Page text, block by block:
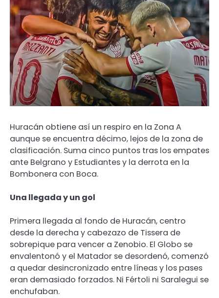
Huracán obtiene así un respiro en la Zona A
aunque se encuentra décimo, lejos de la zona de
clasificación. Suma cinco puntos tras los empates
ante Belgrano y Estudiantes y la derrota en la
Bombonera con Boca.
Una llegada y un gol
Primera llegada al fondo de Huracán, centro
desde la derecha y cabezazo de Tissera de
sobrepique para vencer a Zenobio. El Globo se
envalentonó y el Matador se desordenó, comenzó
a quedar desincronizado entre líneas y los pases
eran demasiado forzados. Ni Fértoli ni Saralegui se
enchufaban.